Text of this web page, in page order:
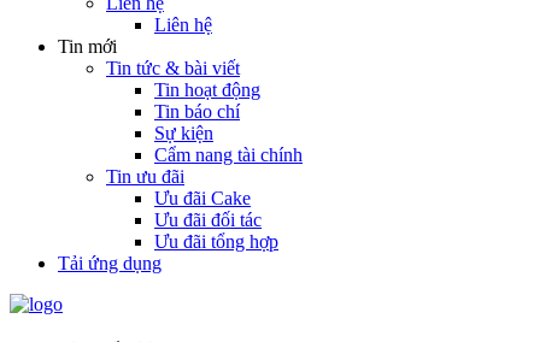
Liên hệ
Tin mới
Tin tức & bài viết
Tin hoạt động
Tin báo chí
Sự kiện
Cẩm nang tài chính
Tin ưu đãi
Ưu đãi Cake
Ưu đãi đối tác
Ưu đãi tổng hợp
Tải ứng dụng